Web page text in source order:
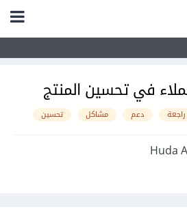
في تحسين المنتج
دعم مشاكل تحسين